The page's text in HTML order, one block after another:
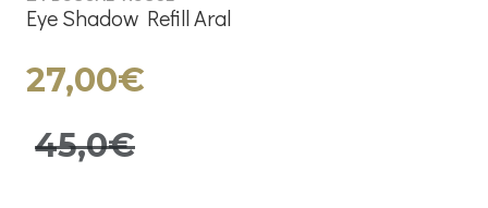
Eye Shadow Refill Aral
27,00€
45,0€